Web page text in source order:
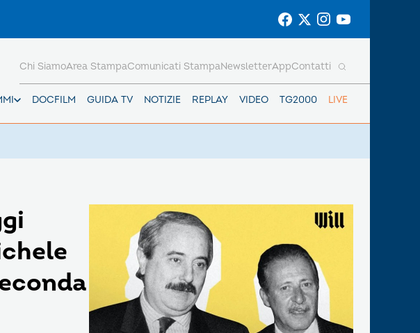
DOCFILM GUIDA TV NOTIZIE REPLAY VIDEO TG2000 LIVE
Chi SiamoArea StampaComunicati StampaNewsletterAppContatti